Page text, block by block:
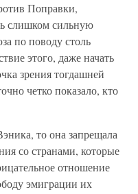
Поправки,
слишком сильную
по поводу столь
этого, даже начать
зрения тогдашней
четко показало, кто
то она запрещала
со странами, которые
отношение
эмиграции их